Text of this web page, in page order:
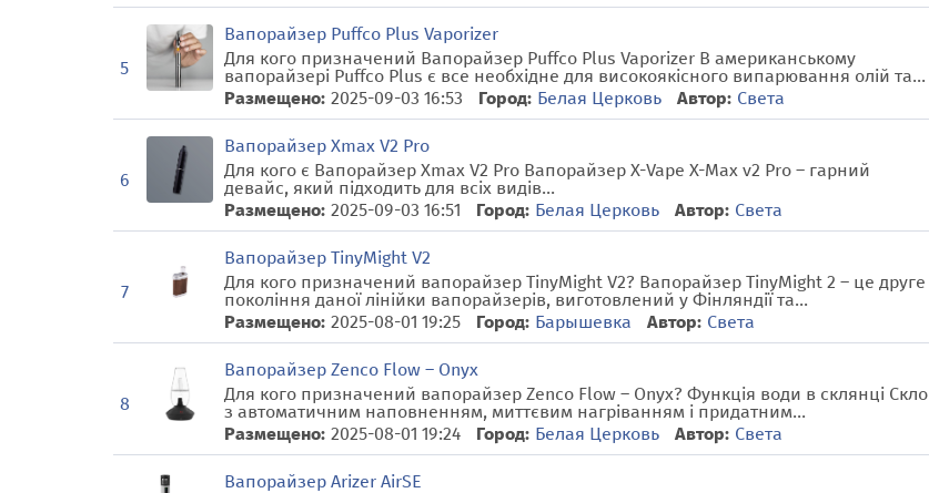
5
Вапорайзер Puffco Plus Vaporizer
Для кого призначений Вапорайзер Puffco Plus Vaporizer В американському
вапорайзері Puffco Plus є все необхідне для високоякісного випарювання олій та...
Размещено: 2025-09-03 16:53 Город: Белая Церковь Автор: Света
6
Вапорайзер Xmax V2 Pro
Для кого є Вапорайзер Xmax V2 Pro Вапорайзер X-Vape X-Max v2 Pro – гарний
девайс, який підходить для всіх видів...
Размещено: 2025-09-03 16:51 Город: Белая Церковь Автор: Света
7
Вапорайзер TinyMight V2
Для кого призначений вапорайзер TinyMight V2? Вапорайзер TinyMight 2 – це друге
покоління даної лінійки вапорайзерів, виготовлений у Фінляндії та...
Размещено: 2025-08-01 19:25 Город: Барышевка Автор: Света
8
Вапорайзер Zenco Flow – Onyx
Для кого призначений вапорайзер Zenco Flow – Onyx? Функція води в склянці Скло
з автоматичним наповненням, миттєвим нагріванням і придатним...
Размещено: 2025-08-01 19:24 Город: Белая Церковь Автор: Света
Вапорайзер Arizer AirSE